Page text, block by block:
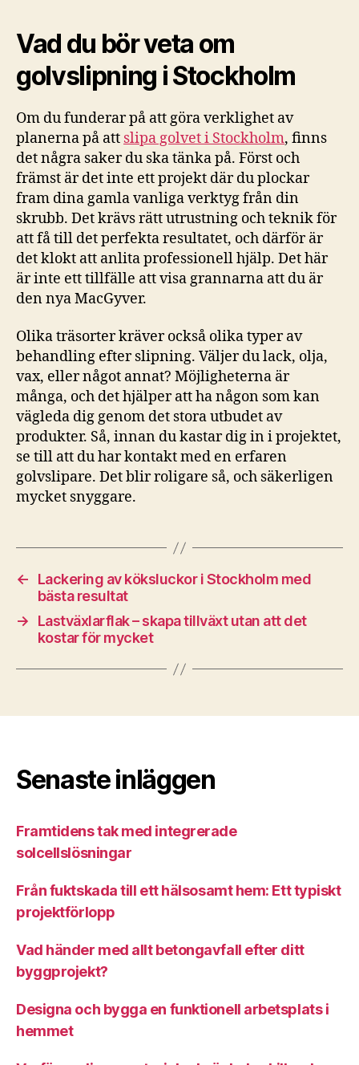
Vad du bör veta om
golvslipning i Stockholm
Om du funderar på att göra verklighet av
planerna på att slipa golvet i Stockholm, finns
det några saker du ska tänka på. Först och
främst är det inte ett projekt där du plockar
fram dina gamla vanliga verktyg från din
skrubb. Det krävs rätt utrustning och teknik för
att få till det perfekta resultatet, och därför är
det klokt att anlita professionell hjälp. Det här
är inte ett tillfälle att visa grannarna att du är
den nya MacGyver.
Olika träsorter kräver också olika typer av
behandling efter slipning. Väljer du lack, olja,
vax, eller något annat? Möjligheterna är
många, och det hjälper att ha någon som kan
vägleda dig genom det stora utbudet av
produkter. Så, innan du kastar dig in i projektet,
se till att du har kontakt med en erfaren
golvslipare. Det blir roligare så, och säkerligen
mycket snyggare.
←
Lackering av köksluckor i Stockholm med
bästa resultat
→
Lastväxlarflak – skapa tillväxt utan att det
kostar för mycket
Senaste inläggen
Framtidens tak med integrerade
solcellslösningar
Från fuktskada till ett hälsosamt hem: Ett typiskt
projektförlopp
Vad händer med allt betongavfall efter ditt
byggprojekt?
Designa och bygga en funktionell arbetsplats i
hemmet